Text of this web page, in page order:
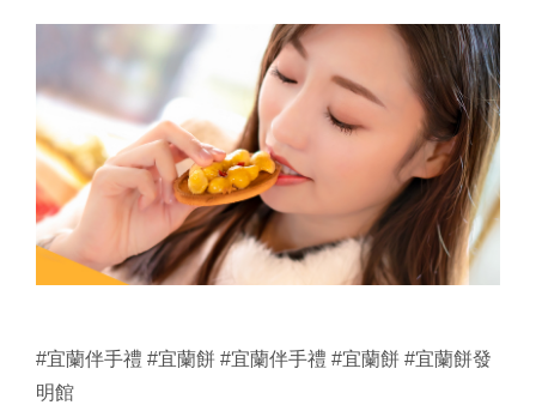
#宜蘭伴手禮 #宜蘭餅 #宜蘭伴手禮 #宜蘭餅 #宜蘭餅發
明館